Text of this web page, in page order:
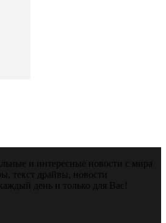
и интересные новости с мира
текст драйвы, новости
день и только для Вас!